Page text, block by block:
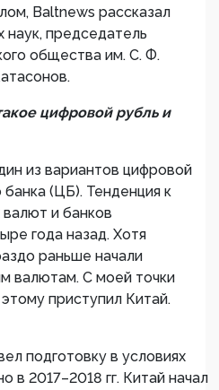
Baltnews рассказал
наук, председатель
общества им. С. Ф.
цифровой рубль и
из вариантов цифровой
(ЦБ). Тенденция к
и банков
года назад. Хотя
раньше начали
валютам. С моей точки
приступил Китай.
подготовку в условиях
в 2017–2018 гг. Китай начал